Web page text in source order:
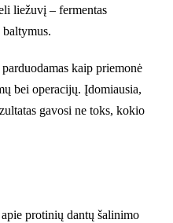
liežuvį – fermentas
kaip priemonė
bei operacijų. Įdomiausia,
gavosi ne toks, kokio
protinių dantų šalinimo